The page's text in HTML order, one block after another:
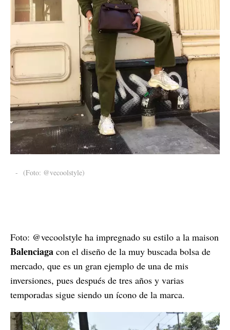
- (Foto: @vecoolstyle)
Foto: @vecoolstyle ha impregnado su estilo a la maison
Balenciaga con el diseño de la muy buscada bolsa de
mercado, que es un gran ejemplo de una de mis
inversiones, pues después de tres años y varias
temporadas sigue siendo un ícono de la marca.